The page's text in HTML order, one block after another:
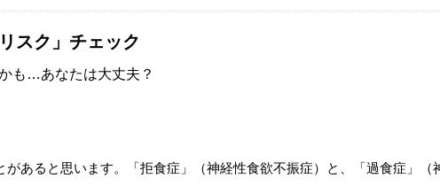
スク」チェック
も…あなたは大丈夫？
があると思います。「拒食症」（神経性食欲不振症）と、「過食症」（